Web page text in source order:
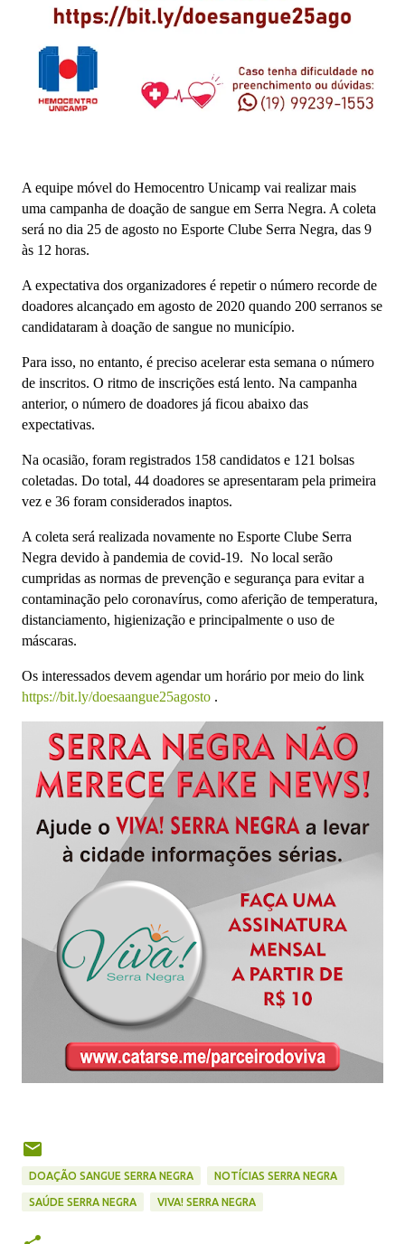
A equipe móvel do Hemocentro Unicamp vai realizar mais
uma campanha de doação de sangue em Serra Negra. A coleta
será no dia 25 de agosto no Esporte Clube Serra Negra, das 9
às 12 horas.
A expectativa dos organizadores é repetir o número recorde de
doadores alcançado em agosto de 2020 quando 200 serranos se
candidataram à doação de sangue no município.
Para isso, no entanto, é preciso acelerar esta semana o número
de inscritos. O ritmo de inscrições está lento. Na campanha
anterior, o número de doadores já ficou abaixo das
expectativas.
Na ocasião, foram registrados 158 candidatos e 121 bolsas
coletadas. Do total, 44 doadores se apresentaram pela primeira
vez e 36 foram considerados inaptos.
A coleta será realizada novamente no Esporte Clube Serra
Negra devido à pandemia de covid-19. No local serão
cumpridas as normas de prevenção e segurança para evitar a
contaminação pelo coronavírus, como aferição de temperatura,
distanciamento, higienização e principalmente o uso de
máscaras.
Os interessados devem agendar um horário por meio do link
https://bit.ly/doesaangue25agosto .
DOAÇÃO SANGUE SERRA NEGRA NOTÍCIAS SERRA NEGRA
SAÚDE SERRA NEGRA VIVA! SERRA NEGRA